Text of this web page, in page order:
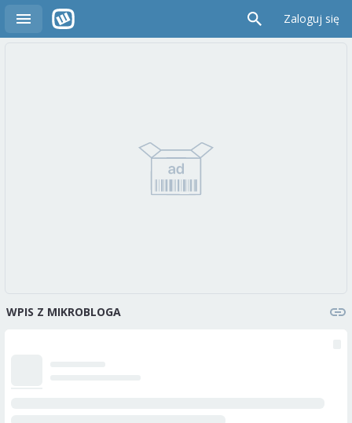
Zaloguj się
WPIS Z MIKROBLOGA